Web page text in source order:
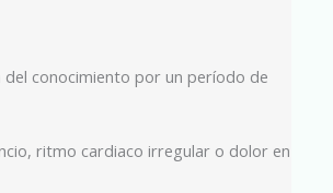
del conocimiento por un período de
ritmo cardiaco irregular o dolor en